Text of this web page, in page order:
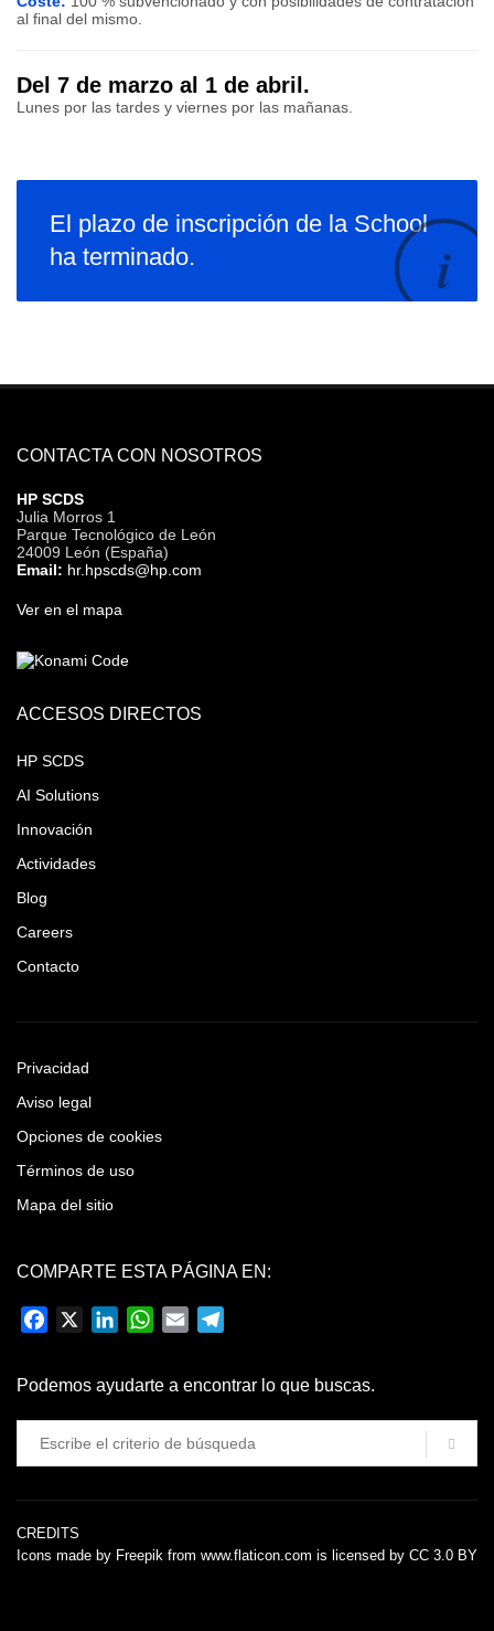
al final del mismo.
Del 7 de marzo al 1 de abril.
Lunes por las tardes y viernes por las mañanas.
El plazo de inscripción de la School
ha terminado.
CONTACTA CON NOSOTROS
HP SCDS
Julia Morros 1
Parque Tecnológico de León
24009 León (España)
Email: hr.hpscds@hp.com
Ver en el mapa
ACCESOS DIRECTOS
HP SCDS
AI Solutions
Innovación
Actividades
Blog
Careers
Contacto
Privacidad
Aviso legal
Opciones de cookies
Términos de uso
Mapa del sitio
COMPARTE ESTA PÁGINA EN:
Facebook LinkedInWhatsApp
Email
Podemos ayudarte a encontrar lo que buscas.
CREDITS
Icons made by Freepik from www.flaticon.com is licensed by CC 3.0 BY